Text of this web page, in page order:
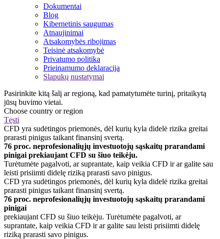
Dokumentai
Blog
Kibernetinis saugumas
Atnaujinimai
Atsakomybės ribojimas
Teisinė atsakomybė
Privatumo politika
Prieinamumo deklaracija
Slapukų nustatymai
Pasirinkite kitą šalį ar regioną, kad pamatytumėte turinį, pritaikytą
jūsų buvimo vietai.
Choose country or region
Tęsti
CFD yra sudėtingos priemonės, dėl kurių kyla didelė rizika greitai
prarasti pinigus taikant finansinį svertą.
76 proc. neprofesionaliųjų investuotojų sąskaitų prarandami
pinigai prekiaujant CFD su šiuo teikėju.
Turėtumėte pagalvoti, ar suprantate, kaip veikia CFD ir ar galite sau
leisti prisiimti didelę riziką prarasti savo pinigus.
CFD yra sudėtingos priemonės, dėl kurių kyla didelė rizika greitai
prarasti pinigus taikant finansinį svertą.
76 proc. neprofesionaliųjų investuotojų sąskaitų prarandami
pinigai
prekiaujant CFD su šiuo teikėju. Turėtumėte pagalvoti, ar
suprantate, kaip veikia CFD ir ar galite sau leisti prisiimti didelę
riziką prarasti savo pinigus.